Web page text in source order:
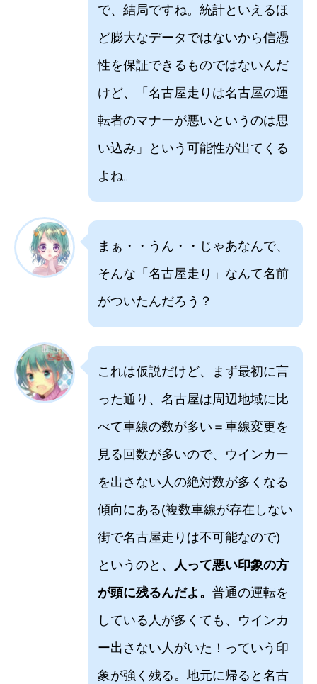
で、結局ですね。統計といえるほ
ど膨大なデータではないから信憑
性を保証できるものではないんだ
けど、「名古屋走りは名古屋の運
転者のマナーが悪いというのは思
い込み」という可能性が出てくる
よね。
まぁ・・うん・・じゃあなんで、
そんな「名古屋走り」なんて名前
がついたんだろう？
これは仮説だけど、まず最初に言
った通り、名古屋は周辺地域に比
べて車線の数が多い＝車線変更を
見る回数が多いので、ウインカー
を出さない人の絶対数が多くなる
傾向にある(複数車線が存在しない
街で名古屋走りは不可能なので)
というのと、 人って悪い印象の方
が頭に残るんだよ。 普通の運転を
している人が多くても、ウインカ
ー出さない人がいた！っていう印
象が強く残る。地元に帰ると名古